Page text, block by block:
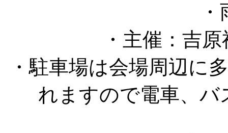
・主催：吉
・駐車場は会場周辺に
れますので電車、バ